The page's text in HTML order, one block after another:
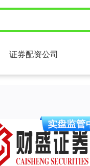
证券配资公司